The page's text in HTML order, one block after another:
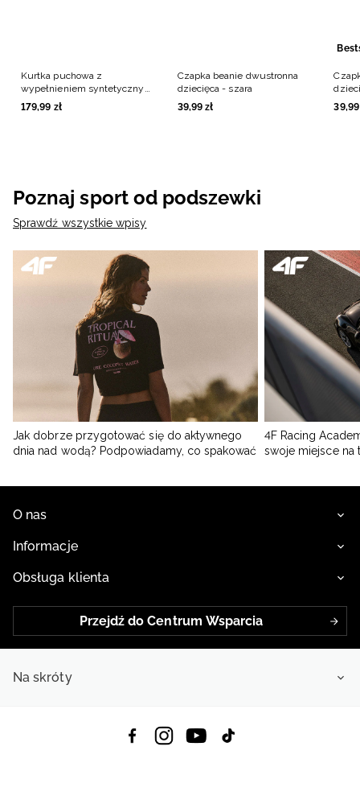
Kurtka puchowa z
wypełnieniem syntetycznym
dziewczęca - czerwona
179,99 zł
Czapka beanie dwustronna
dziecięca - szara
39,99 zł
39,99
Poznaj sport od podszewki
Sprawdź wszystkie wpisy
Jak dobrze przygotować się do aktywnego
dnia nad wodą? Podpowiadamy, co spakować
4F Racing
swoje miejsce na
O nas
Informacje
Obsługa klienta
Przejdź do Centrum Wsparcia
Na skróty